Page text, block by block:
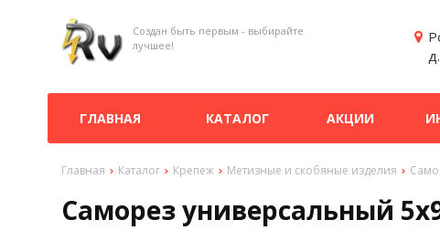
Создан быть первым - выбирайте
лучшее!
ГЛАВНАЯ КАТАЛОГ АКЦИИ
Главная Каталог Крепеж Метизные и скобяные изделия
Саморез универсальный